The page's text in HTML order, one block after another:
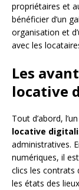
propriétaires et
bénéficier d’un
organisation et
avec les
Les
locative
Tout d’abord,
locative
administratives.
numériques, il
clics les contrats
les états des